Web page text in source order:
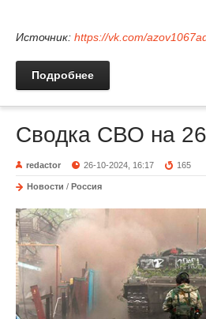
Источник: https://vk.com/
Подробнее
Сводка СВО на 26
redactor 26-10-2024, 16:17 165
Новости / Россия